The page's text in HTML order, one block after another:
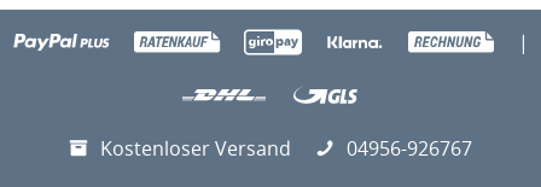
|
Kostenloser Versand
04956-926767